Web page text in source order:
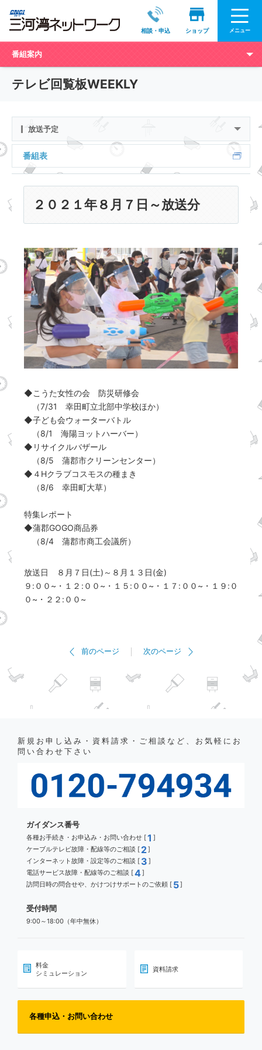
相談・申込 ショップ メニュー
番組案内
テレビ回覧板WEEKLY
放送予定
番組表
２０２１年８月７日～放送分
◆こうた女性の会 防災研修会
（7/31 幸田町立北部中学校ほか）
◆子ども会ウォーターバトル
（8/1 海陽ヨットハーバー）
◆リサイクルバザール
（8/5 蒲郡市クリーンセンター）
◆４Hクラブコスモスの種まき
（8/6 幸田町大草）
特集レポート
◆蒲郡GOGO商品券
（8/4 蒲郡市商工会議所）
放送日 ８月７日(土)～８月１３日(金)
９:００~・１２:００~・１５:００~・１７:００~・１９:０
０~・２２:００~
前のページ 次のページ
新規お申し込み・資料請求・ご相談など、お気軽にお
問い合わせ下さい
ガイダンス番号
各種お手続き・お申込み・お問い合わせ [1 ]
ケーブルテレビ故障・配線等のご相談 [ 2]
インターネット故障・設定等のご相談 [ 3 ]
電話サービス故障・配線等のご相談 [4]
訪問日時の問合せや、かけつけサポートのご依頼 [ 5]
受付時間
9:00～18:00（年中無休）
料金
シミュレーション
資料請求
各種申込・お問い合わせ